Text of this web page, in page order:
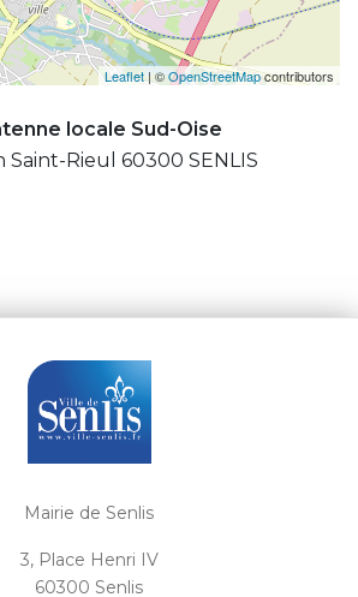
Leaflet | ©OpenStreetMapcontributors
locale Sud-Oise
Rieul 60300 SENLIS
Mairie de Senlis
3, Place Henri IV
60300 Senlis